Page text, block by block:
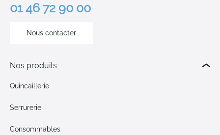
01 46 72 90 00
Nous contacter
Nos produits
Quincaillerie
Serrurerie
Consommables